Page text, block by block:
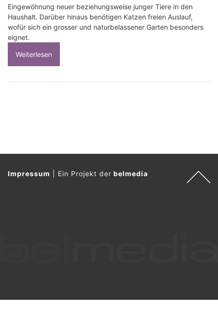
Eingewöhnung neuer beziehungsweise junger Tiere in den
Haushalt. Darüber hinaus benötigen Katzen freien Auslauf,
wofür sich ein grosser und naturbelassener Garten besonders
eignet.
Weiterlesen
Impressum Ein Projekt derbelmedia